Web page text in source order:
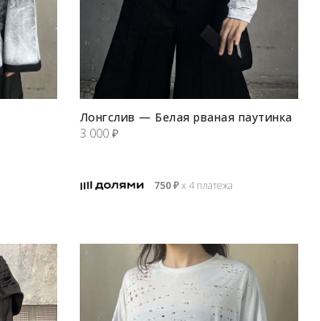
Лонгслив — Белая рваная паутинка
3 000 ₽
750₽х 4 платежа